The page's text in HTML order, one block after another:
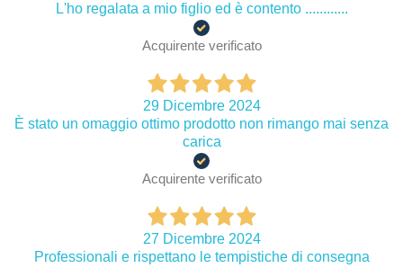
L'ho regalata a mio figlio ed è contento ............
Acquirente verificato
29 Dicembre 2024
È stato un omaggio ottimo prodotto non rimango mai senza
carica
Acquirente verificato
27 Dicembre 2024
Professionali e rispettano le tempistiche di consegna